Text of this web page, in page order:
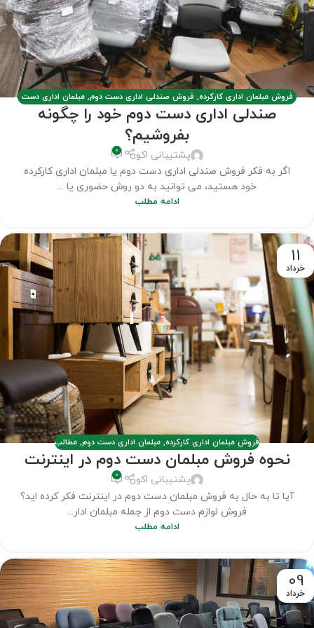
فروش مبلمان اداری کارکرده, فروش صندلی اداری دست دوم,مبلمان اداری دست
دوم,مطالب
صندلی اداری دست دوم خود را چگونه
بفروشیم؟
پشتیبانی اکو 0
اگر به فکر فروش صندلی اداری دست دوم یا مبلمان اداری کارکرده
خود هستید، می توانید به دو روش حضوری یا ...
ادامه مطلب
11
خرداد
فروش مبلمان اداری کارکرده, مبلمان اداری دست دوم, مطالب
نحوه فروش مبلمان دست دوم در اینترنت
پشتیبانی اکو 0
آیا تا به حال به فروش مبلمان دست دوم در اینترنت فکر کرده اید؟
فروش لوازم دست دوم از جمله مبلمان ادار...
ادامه مطلب
09
خرداد